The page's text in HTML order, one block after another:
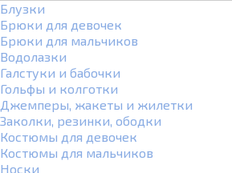
Блузки
Брюки для девочек
Брюки для мальчиков
Водолазки
Галстуки и бабочки
Гольфы и колготки
Джемперы, жакеты и жилетки
Заколки, резинки, ободки
Костюмы для девочек
Костюмы для мальчиков
Носки